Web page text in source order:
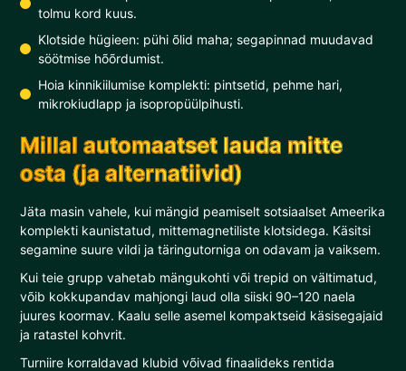
tolmu kord kuus.
Klotside hügieen: pühi õlid maha; segapinnad muudavad
söötmise hõõrdumist.
Hoia kinnikiilumise komplekti: pintsetid, pehme hari,
mikrokiudlapp ja isopropüülpihusti.
Millal automaatset lauda mitte
osta (ja alternatiivid)
Jäta masin vahele, kui mängid peamiselt sotsiaalset Ameerika
komplekti kaunistatud, mittemagnetiliste klotsidega. Käsitsi
segamine suure vildi ja täringutorniga on odavam ja vaiksem.
Kui teie grupp vahetab mängukohti või trepid on vältimatud,
võib kokkupandav mahjongi laud olla siiski 90–120 naela
juures koormav. Kaalu selle asemel kompaktseid käsisegajaid
ja ratastel kohvrit.
Turniire korraldavad klubid võivad finaalideks rentida